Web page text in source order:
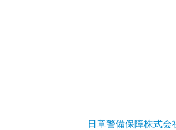
日章警備保障株式会